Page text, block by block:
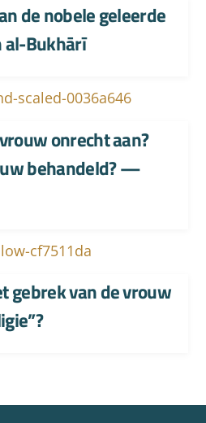
de nobele geleerde
al-Bukhārī
onrecht aan?
behandeld? —
gebrek van de vrouw